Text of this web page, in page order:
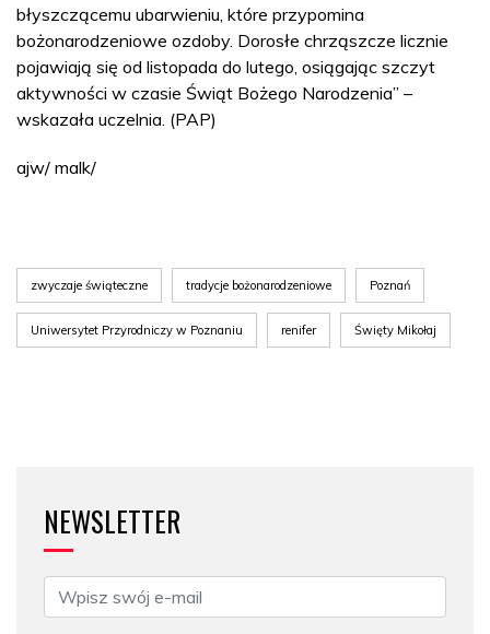
błyszczącemu ubarwieniu, które przypomina
bożonarodzeniowe ozdoby. Dorosłe chrząszcze licznie
pojawiają się od listopada do lutego, osiągając szczyt
aktywności w czasie Świąt Bożego Narodzenia” –
wskazała uczelnia. (PAP)
ajw/ malk/
zwyczaje świąteczne tradycje bożonarodzeniowe Poznań
Uniwersytet Przyrodniczy w Poznaniu renifer Święty Mikołaj
NEWSLETTER